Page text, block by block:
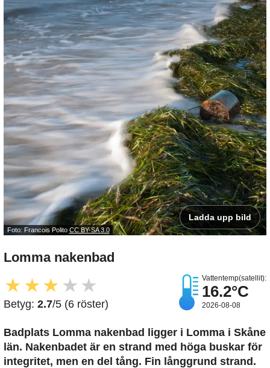
Foto: Francois Polito CC BY-SA 3.0
Ladda upp bild
Lomma nakenbad
★ ★★ ★ ★
Betyg: 2.7/5 (6 röster)
Vattentemp(satellit):
16.2°C
2026-08-08
Badplats Lomma nakenbad ligger i Lomma i Skåne
län. Nakenbadet är en strand med höga buskar för
integritet, men en del tång. Fin långgrund strand.